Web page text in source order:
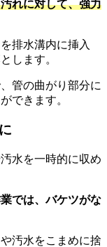
れに対して、強力
排水溝内に挿入
します。
管の曲がり部分に
できます。
水を一時的に収め
では、バケツがな
汚水をこまめに捨